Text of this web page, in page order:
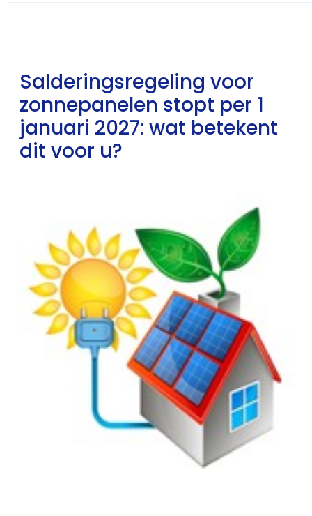
Salderingsregeling voor
zonnepanelen stopt per 1
januari 2027: wat betekent
dit voor u?